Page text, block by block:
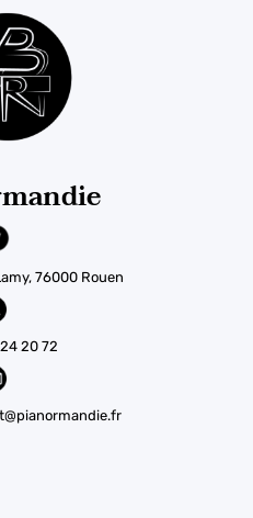
76000 Rouen
20 72